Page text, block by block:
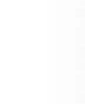
mobilità elettrica è